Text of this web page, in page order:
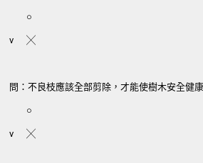
○
v ╳
問：不良枝應該全部剪除，才能使樹木安全健康
○
v ╳